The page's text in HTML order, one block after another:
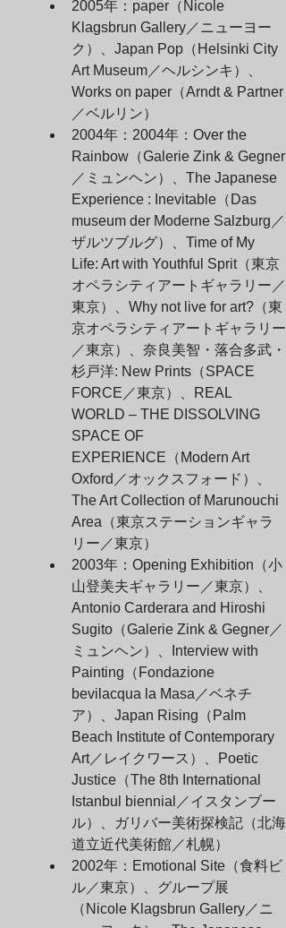
2005年：paper（Nicole
Klagsbrun Gallery／ニューヨー
ク）、Japan Pop（Helsinki City
Art Museum／ヘルシンキ）、
Works on paper（Arndt & Partner
／ベルリン）
2004年：2004年：Over the
Rainbow（Galerie Zink & Gegner
／ミュンヘン）、The Japanese
Experience : Inevitable（Das
museum der Moderne Salzburg／
ザルツブルグ）、Time of My
Life: Art with Youthful Sprit（東京
オペラシティアートギャラリー／
東京）、Why not live for art?（東
京オペラシティアートギャラリー
／東京）、奈良美智・落合多武・
杉戸洋: New Prints（SPACE
FORCE／東京）、REAL
WORLD – THE DISSOLVING
SPACE OF
EXPERIENCE（Modern Art
Oxford／オックスフォード）、
The Art Collection of Marunouchi
Area（東京ステーションギャラ
リー／東京）
2003年：Opening Exhibition（小
山登美夫ギャラリー／東京）、
Antonio Carderara and Hiroshi
Sugito（Galerie Zink & Gegner／
ミュンヘン）、Interview with
Painting（Fondazione
bevilacqua la Masa／ベネチ
ア）、Japan Rising（Palm
Beach Institute of Contemporary
Art／レイクワース）、Poetic
Justice（The 8th International
Istanbul biennial／イスタンブー
ル）、ガリバー美術探検記（北海
道立近代美術館／札幌）
2002年：Emotional Site（食料ビ
ル／東京）、グループ展
（Nicole Klagsbrun Gallery／ニ